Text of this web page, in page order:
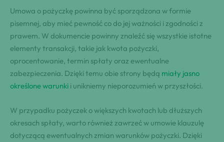
Umowa o pożyczkę powinna być sporządzona w formie
pisemnej, aby mieć pewność co do jej ważności i zgodności z
prawem. W dokumencie powinny znaleźć się wszystkie istotne
elementy transakcji, takie jak kwota pożyczki,
oprocentowanie, termin spłaty oraz ewentualne
zabezpieczenia. Dzięki temu obie strony będą miały jasno
określone warunki i unikniemy nieporozumień w przyszłości.
W przypadku pożyczek o większych kwotach lub dłuższych
okresach spłaty, warto również zawrzeć w umowie klauzulę
dotyczącą ewentualnych zmian warunków pożyczki. Dzięki